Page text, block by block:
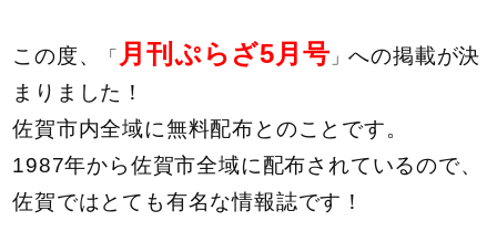
この度、 「 月刊ぷらざ5月号 」への掲載が決
まりました！
佐賀市内全域に無料配布とのことです。
1987年から佐賀市全域に配布されているので、
佐賀ではとても有名な情報誌です！